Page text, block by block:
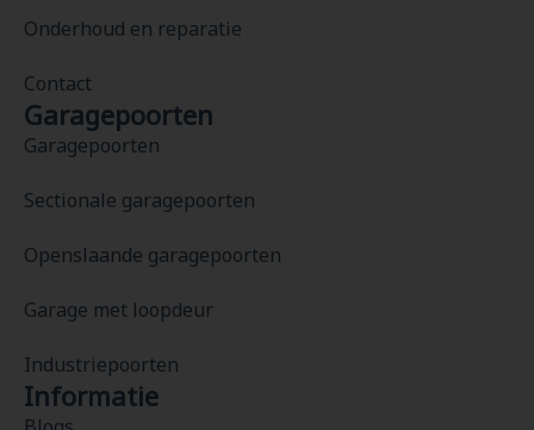
Onderhoud en reparatie
Contact
Garagepoorten
Garagepoorten
Sectionale garagepoorten
Openslaande garagepoorten
Garage met loopdeur
Industriepoorten
Informatie